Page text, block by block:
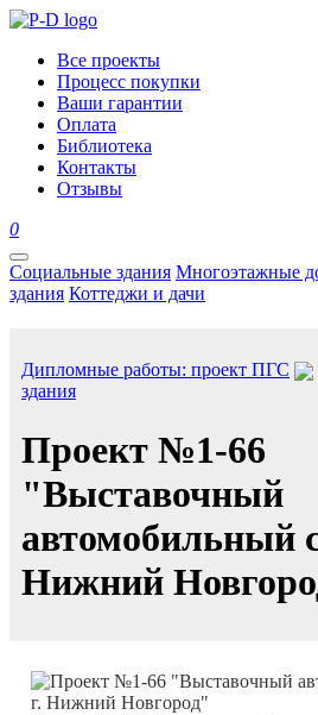
Все проекты
Процесс покупки
Ваши гарантии
Оплата
Библиотека
Контакты
Отзывы
0
Социальные здания Многоэтажные
здания Коттеджи и дачи
Дипломные работы: проект ПГС
здания
Проект №1-66
"Выставочный
автомобильный
Нижний